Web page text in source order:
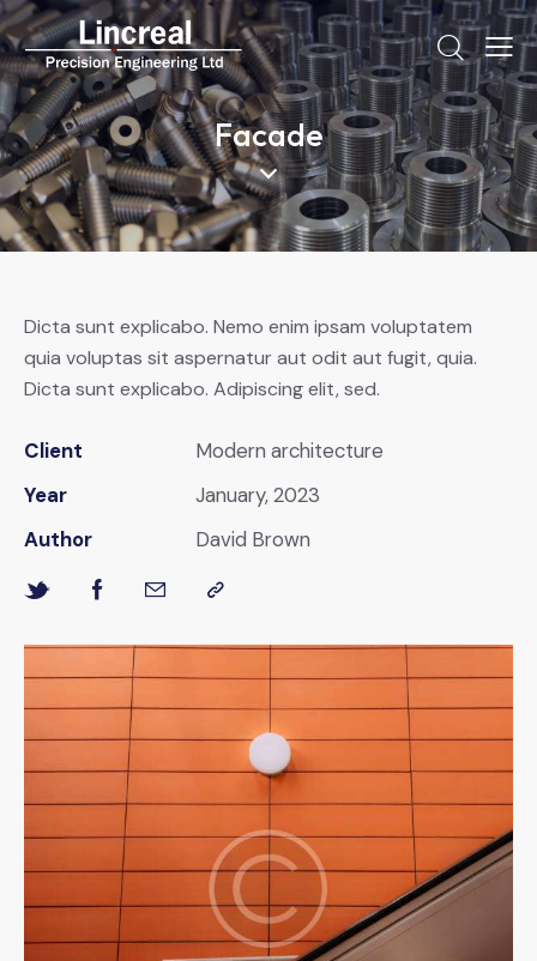
Facade
Dicta sunt explicabo. Nemo enim ipsam voluptatem
quia voluptas sit aspernatur aut odit aut fugit, quia.
Dicta sunt explicabo. Adipiscing elit, sed.
Client
Modern architecture
Year
January, 2023
Author
David Brown